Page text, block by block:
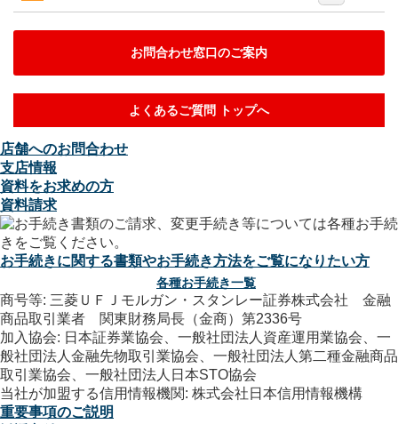
お問合わせ窓口のご案内
よくあるご質問 トップへ
店舗へのお問合わせ
支店情報
資料をお求めの方
資料請求
お手続きに関する書類やお手続き方法をご覧になりたい方
各種お手続き一覧
商号等: 三菱ＵＦＪモルガン・スタンレー証券株式会社 金融
商品取引業者 関東財務局長（金商）第2336号
加入協会: 日本証券業協会、一般社団法人資産運用業協会、一
般社団法人金融先物取引業協会、一般社団法人第二種金融商品
取引業協会、一般社団法人日本STO協会
当社が加盟する信用情報機関: 株式会社日本信用情報機構
重要事項のご説明